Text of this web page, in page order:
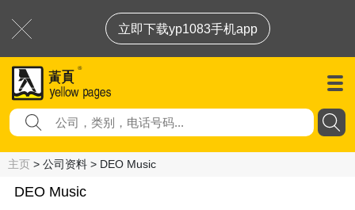
立即下载yp1083手机app
主页 > 公司资料 > DEO Music
DEO Music